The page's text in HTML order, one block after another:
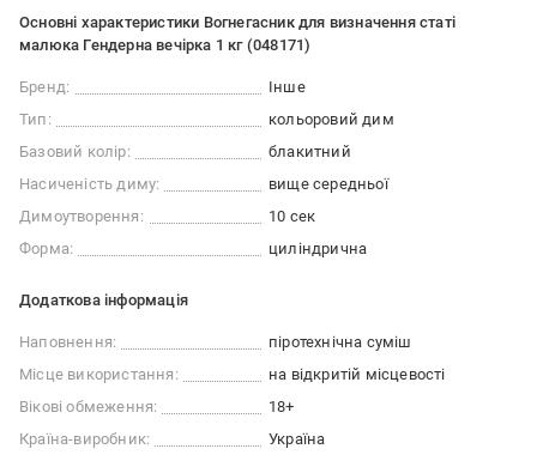
Основні характеристики Вогнегасник для визначення статі
малюка Гендерна вечірка 1 кг (048171)
Бренд:
Інше
Тип:
кольоровий дим
Базовий колір:
блакитний
Насиченість диму:
вище середньої
Димоутворення:
10 сек
Форма:
циліндрична
Додаткова інформація
Наповнення:
піротехнічна суміш
Місце використання:
на відкритій місцевості
Вікові обмеження:
18+
Країна-виробник:
Україна